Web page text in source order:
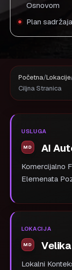
Osnovom
Plan
Početna/Lokacije
Ciljna Stranica
USLUGA
AI
Komercijalno
Elemenata
LOKACIJA
Lokalni